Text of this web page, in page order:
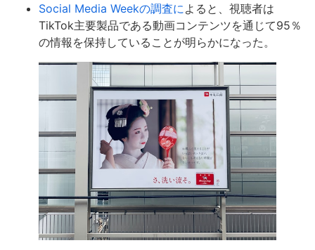
Social Media Weekの調査によると、視聴者は
TikTok主要製品である動画コンテンツを通じて95％
の情報を保持していることが明らかになった。